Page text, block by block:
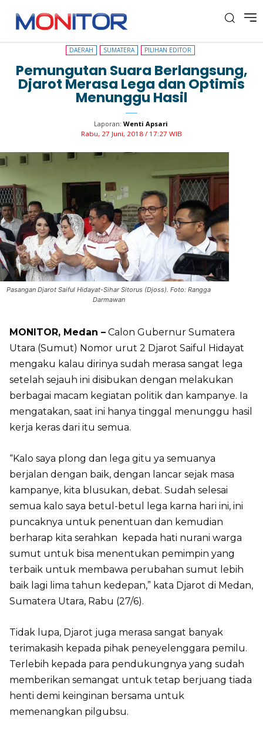
DAERAH SUMATERA PILIHAN EDITOR
DAERAH SUMATERA PILIHAN EDITOR
Pemungutan Suara Berlangsung,
Djarot Merasa Lega dan Optimis
Menunggu Hasil
Laporan: Wenti Apsari
Rabu, 27 Juni, 2018 / 17:27 WIB
Pasangan Djarot Saiful Hidayat-Sihar Sitorus (Djoss). Foto: Rangga
Darmawan
MONITOR, Medan – Calon Gubernur Sumatera
Utara (Sumut) Nomor urut 2 Djarot Saiful Hidayat
mengaku kalau dirinya sudah merasa sangat lega
setelah sejauh ini disibukan dengan melakukan
berbagai macam kegiatan politik dan kampanye. Ia
mengatakan, saat ini hanya tinggal menunggu hasil
kerja keras dari itu semua.
“Kalo saya plong dan lega gitu ya semuanya
berjalan dengan baik, dengan lancar sejak masa
kampanye, kita blusukan, debat. Sudah selesai
semua kalo saya betul-betul lega karna hari ini, ini
puncaknya untuk penentuan dan kemudian
berharap kita serahkan kepada hati nurani warga
sumut untuk bisa menentukan pemimpin yang
terbaik untuk membawa perubahan sumut lebih
baik lagi lima tahun kedepan,” kata Djarot di Medan,
Sumatera Utara, Rabu (27/6).
Tidak lupa, Djarot juga merasa sangat banyak
terimakasih kepada pihak peneyelenggara pemilu.
Terlebih kepada para pendukungnya yang sudah
memberikan semangat untuk tetap berjuang tiada
henti demi keinginan bersama untuk
memenangkan pilgubsu.